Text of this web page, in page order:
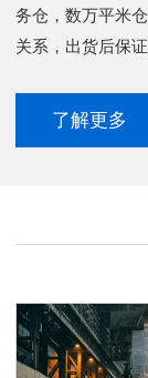
务仓，数万平米
关系，出货后保证
了解更多